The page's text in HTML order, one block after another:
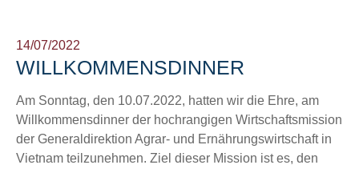
14/07/2022
WILLKOMMENSDINNER
Am Sonntag, den 10.07.2022, hatten wir die Ehre, am
Willkommensdinner der hochrangigen Wirtschaftsmission
der Generaldirektion Agrar- und Ernährungswirtschaft in
Vietnam teilzunehmen. Ziel dieser Mission ist es, den